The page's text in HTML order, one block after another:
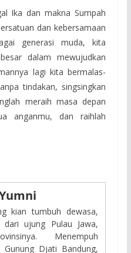
Ika dan makna Sumpah
dan kebersamaan
generasi muda, kita
dalam mewujudkan
lagi kita bermalas-
tindakan, singsingkan
meraih masa depan
anganmu, dan raihlah
kian tumbuh dewasa,
dari ujung Pulau Jawa,
Menempuh
Gunung Djati Bandung,